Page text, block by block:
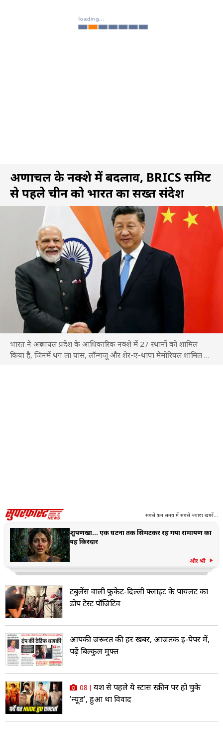
अरुणाचल के नक्शे में बदलाव, BRICS समिट
से पहले चीन को भारत का सख्त संदेश
भारत ने अरुणाचल प्रदेश के आधिकारिक नक्शे में 27 स्थानों को शामिल
किया है, जिनमें थग ला पास, लॉन्गजू और शेर-ए-थापा मेमोरियल शामिल हैं.
सबसे कम समय में सबसे ज्यादा खबरें...
शूर्पणखा... एक घटना तक सिमटकर रह गया रामायण का
यह किरदार
और भी
टर्बुलेंस वाली फुकेट-दिल्ली फ्लाइट के पायलट का
डोप टेस्ट पॉजिटिव
आपकी जरूरत की हर खबर, आजतक ई-पेपर में,
पढ़ें बिल्कुल मुफ्त
08
यश से पहले ये स्टार्स स्क्रीन पर हो चुके
'न्यूड', हुआ था विवाद